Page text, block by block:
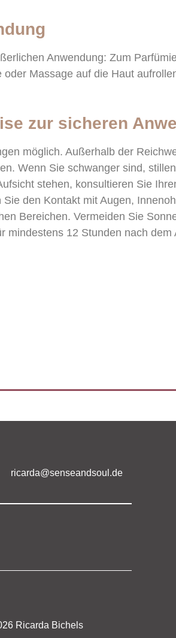
Anwendung: Zum
oder Massage auf die Haut
zur sicheren
möglich. Außerhalb der
Wenn Sie schwanger sind,
stehen, konsultieren Sie
Sie den Kontakt mit Augen,
Bereichen. Vermeiden Sie
mindestens 12 Stunden nach dem
ricarda@senseandsoul.de
Ricarda Bichels